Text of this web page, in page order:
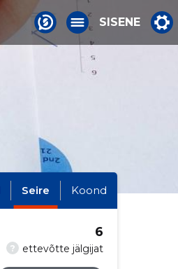
SISENE
Seire Koond
? ettevõtte jälgijat
6